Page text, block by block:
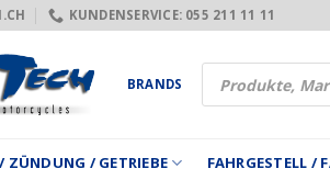
KUNDENSERVICE: 055 211 11 11
BRANDS
Products
search
/ GETRIEBE FAHRGESTELL /